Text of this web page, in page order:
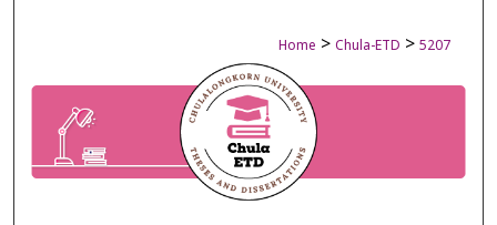
Home > Chula-ETD > 5207